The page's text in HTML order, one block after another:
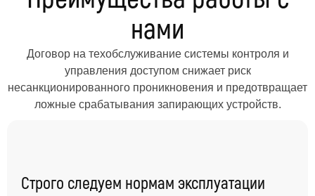
нами
Договор на техобслуживание системы контроля и
управления доступом снижает риск
несанкционированного проникновения и предотвращает
ложные срабатывания запирающих устройств.
Строго следуем нормам эксплуатации